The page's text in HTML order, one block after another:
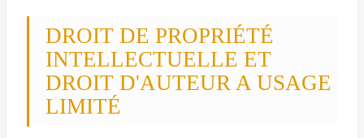
DROIT DE PROPRIÉTÉ
INTELLECTUELLE ET
DROIT D'AUTEUR A USAGE
LIMITÉ